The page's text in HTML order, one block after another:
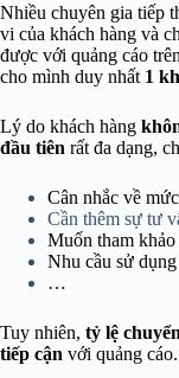
Nhiều chuyên gia tiếp
vi của khách hàng và
được với quảng cáo
cho mình duy nhất 1
Lý do khách hàng
đầu tiên rất đa dạng,
Cân nhắc về
Cần thêm sự tư
Muốn tham
Nhu cầu sử
…
Tuy nhiên, tỷ lệ
tiếp cận với quảng cáo.